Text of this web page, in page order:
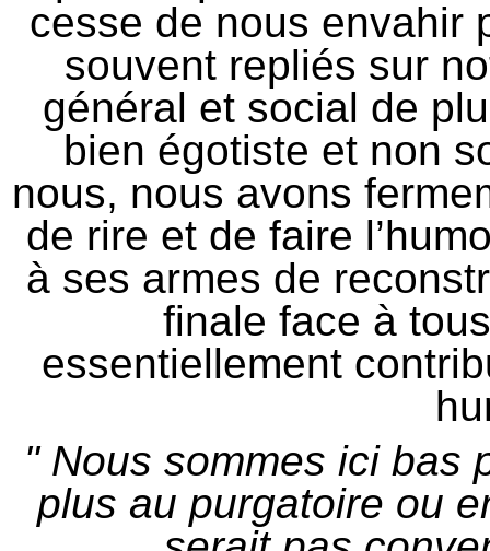
cesse de nous envahir
souvent repliés sur
général et social de
bien égotiste et non
nous, nous avons
de rire et de faire
à ses armes de
finale face à
essentiellement
" Nous sommes ici bas
plus au purgatoire ou